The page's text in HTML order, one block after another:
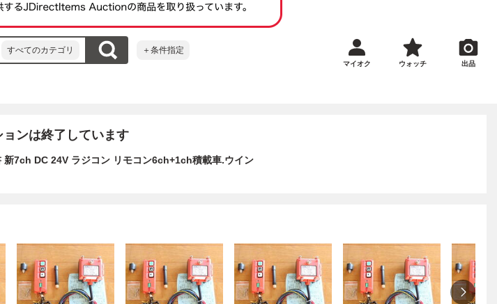
すべてのカテゴリ ＋条件指定
マイオク ウォッチ 出品
ョンは終了しています
7ch DC 24V ラジコン リモコン6ch+1ch積載車.ウイン